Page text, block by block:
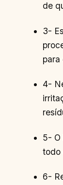
de
3-
para
4-
5- O
todo
6-